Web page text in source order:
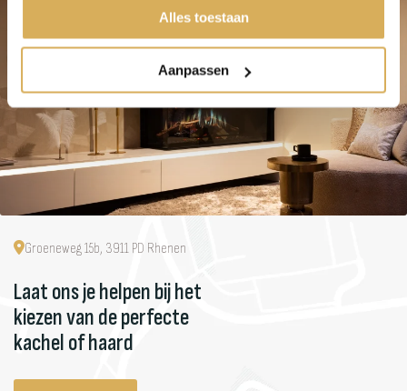
Alles toestaan
Aanpassen
Groeneweg 15b, 3911 PD Rhenen
Laat ons je helpen bij het
kiezen van de perfecte
kachel of haard